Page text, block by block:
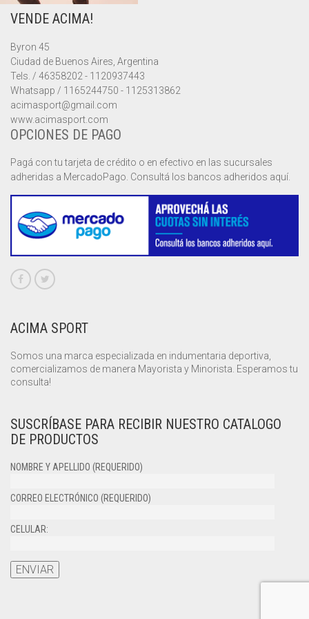
PANTALONES
REMERAS
MANGA CORTA
SIN MANGAS
SHORTS
SHORT DEPORTIVO
SHORT POLLERA
PANTALONES
REMERAS
SHORTS
CHALECOS
MUSCULOSAS
PANTALONES
SHORTS
VENDE ACIMA!
Byron 45
Ciudad de Buenos Aires, Argentina
Tels. / 46358202 - 1120937443
Whatsapp / 1165244750 - 1125313862
acimasport@gmail.com
www.acimasport.com
OPCIONES DE PAGO
Pagá con tu tarjeta de crédito o en efectivo en las sucursales
adheridas a MercadoPago. Consultá los bancos adheridos aquí.
ACIMA SPORT
Somos una marca especializada en indumentaria deportiva,
comercializamos de manera Mayorista y Minorista. Esperamos tu
consulta!
SUSCRÍBASE PARA RECIBIR NUESTRO CATALOGO
DE PRODUCTOS
NOMBRE Y APELLIDO (REQUERIDO)
CORREO ELECTRÓNICO (REQUERIDO)
CELULAR: